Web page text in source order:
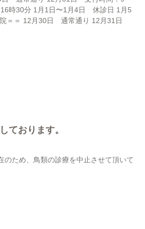
時30分 1月1日〜1月4日 休診日 1月5
＝＝ 12月30日 通常通り 12月31日
ております。
のため、鳥類の診療を中止させて頂いて